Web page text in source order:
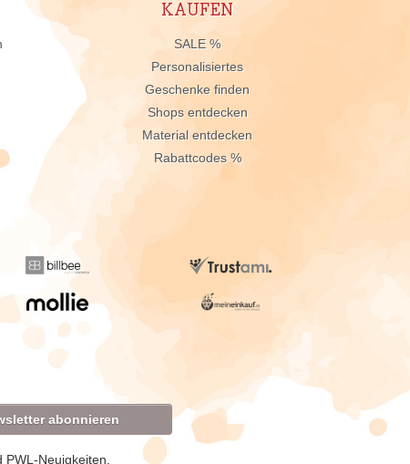
KAUFEN
SALE %
Personalisiertes
Geschenke finden
Shops entdecken
Material entdecken
Rabattcodes %
abonnieren
Neuigkeiten.